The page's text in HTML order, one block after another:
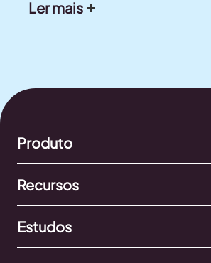
Ler mais
Produto
Recursos
Estudos